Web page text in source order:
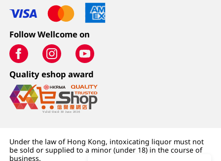
Follow Wellcome on
Quality eshop award
Under the law of Hong Kong, intoxicating liquor must not
be sold or supplied to a minor (under 18) in the course of
business.